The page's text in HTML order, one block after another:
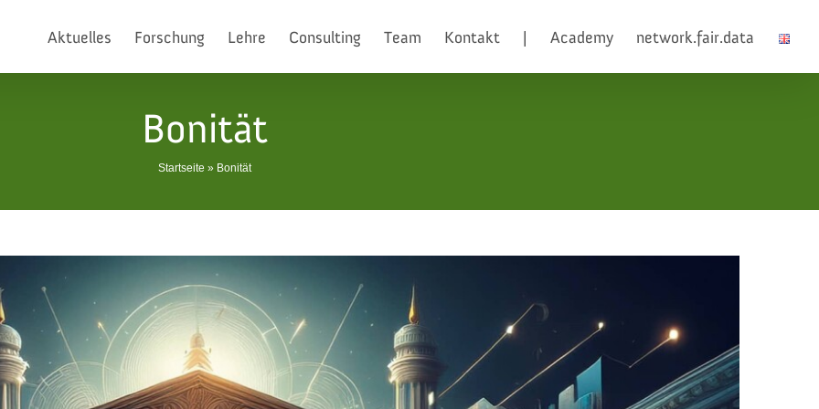
Aktuelles Forschung Lehre Consulting Team Kontakt Academy network.fair.data
Bonität
Startseite » Bonität